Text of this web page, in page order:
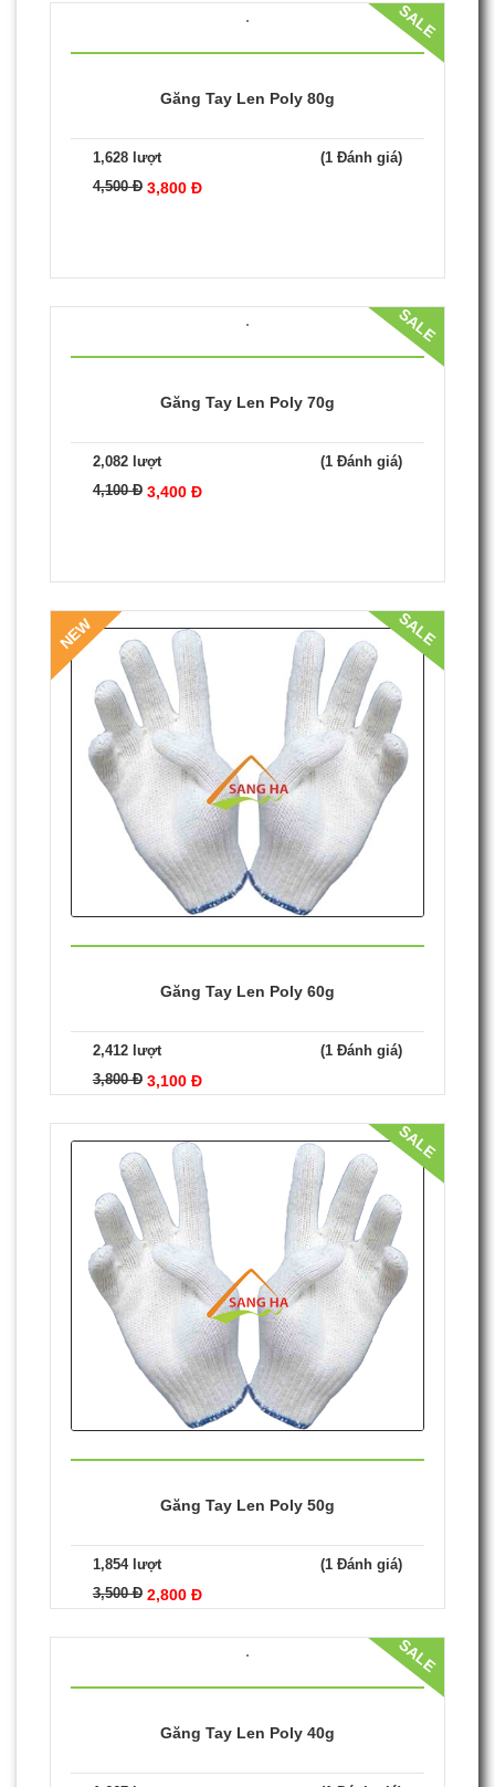
SALE
1,628 lượt
(1 Đánh giá)
4,500 Đ 3,800 Đ
Găng Tay Len Poly 70g
2,082 lượt
(1 Đánh giá)
4,100 Đ 3,400 Đ
Găng Tay Len Poly 60g
2,412 lượt
(1 Đánh giá)
3,800 Đ
3,100 Đ
1,854 lượt (1 Đánh giá)